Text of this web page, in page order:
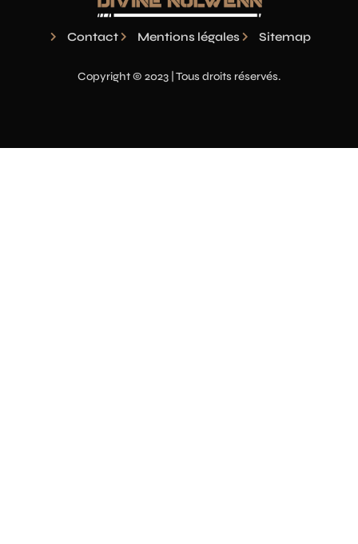
Contact Mentions légales Sitemap
Copyright © 2023 | Tous droits réservés.